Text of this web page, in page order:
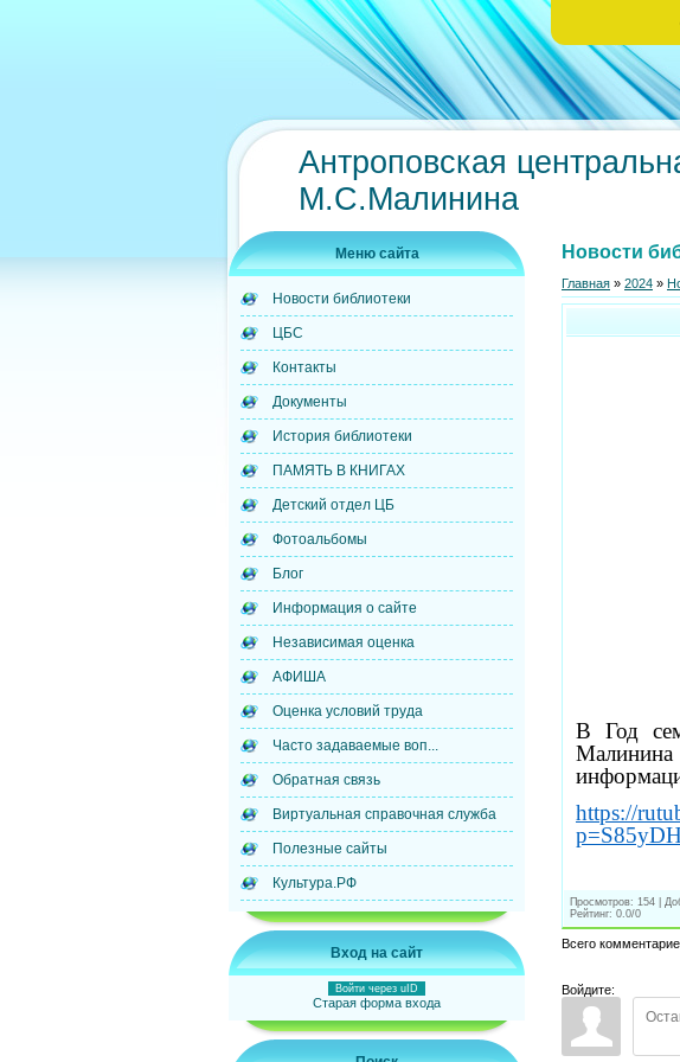
Антроповская
М.С.Малинина
Меню сайта
Новости библиотеки
ЦБС
Контакты
Документы
История библиотеки
ПАМЯТЬ В КНИГАХ
Детский отдел ЦБ
Фотоальбомы
Блог
Информация о сайте
Независимая оценка
АФИША
Оценка условий труда
Часто задаваемые воп...
Обратная связь
Виртуальная справочная служба
Полезные сайты
Культура.РФ
Вход на сайт
Войти через uID
Старая форма входа
Новости
Главная » 2024 »
В Год
https://
Просмотров: 154
Рейтинг: 0.0/0
Всего
Войдите: